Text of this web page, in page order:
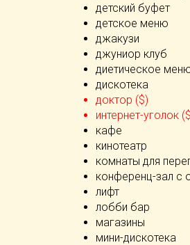
детский буфет
детское меню
джакузи
джуниор клуб
диетическое
дискотека
доктор ($)
интернет-уголок
кафе
кинотеатр
комнаты для
конференц-зал с
лифт
лобби бар
магазины
мини-дискотека